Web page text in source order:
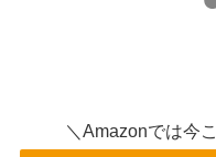
＼Amazonでは今